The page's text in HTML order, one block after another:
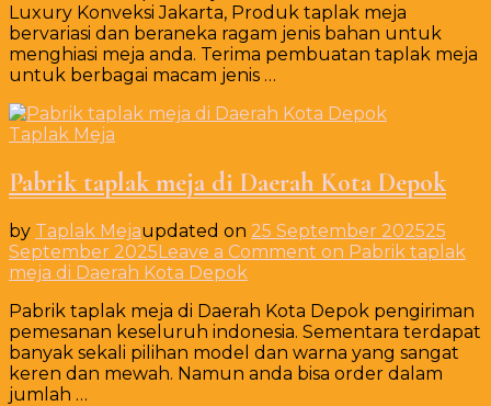
Luxury Konveksi Jakarta, Produk taplak meja
bervariasi dan beraneka ragam jenis bahan untuk
menghiasi meja anda. Terima pembuatan taplak meja
untuk berbagai macam jenis …
Taplak Meja
Pabrik taplak meja di Daerah Kota Depok
by Taplak Mejaupdated on 25 September 202525
September 2025Leave a Comment on Pabrik taplak
meja di Daerah Kota Depok
Pabrik taplak meja di Daerah Kota Depok pengiriman
pemesanan keseluruh indonesia. Sementara terdapat
banyak sekali pilihan model dan warna yang sangat
keren dan mewah. Namun anda bisa order dalam
jumlah …